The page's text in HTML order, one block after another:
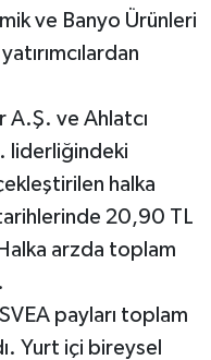
ve Banyo Ürünleri
A.Ş. ve Ahlatcı
liderliğindeki
halka
20,90 TL
arzda toplam
payları toplam
Yurt içi bireysel